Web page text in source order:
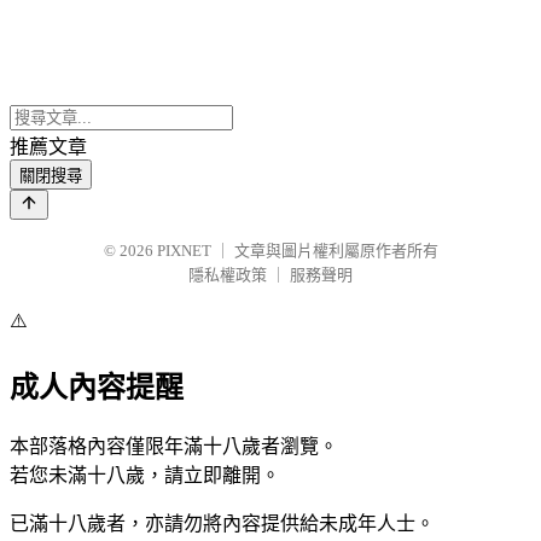
推薦文章
關閉搜尋
© 2026 PIXNET
文章與圖片權利屬原作者所有
隱私權政策
服務聲明
⚠️
成人內容提醒
本部落格內容僅限年滿十八歲者瀏覽。
若您未滿十八歲，請立即離開。
已滿十八歲者，亦請勿將內容提供給未成年人士。